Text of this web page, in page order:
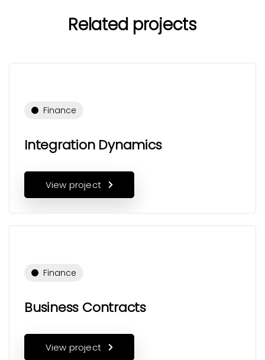
Related projects
Finance
Integration Dynamics
View project
Finance
Business Contracts
View project